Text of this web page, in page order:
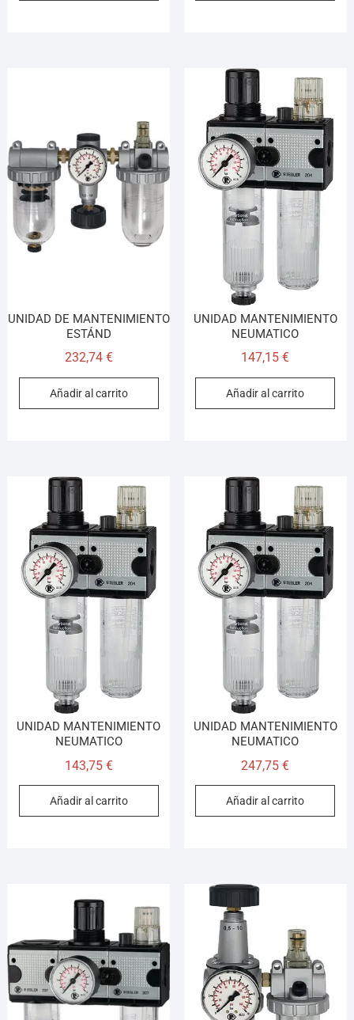
UNIDAD DE MANTENIMIENTO
ESTÁND
232,74 €
Añadir al carrito
UNIDAD MANTENIMIENTO
NEUMATICO
147,15€
Añadir al carrito
UNIDAD MANTENIMIENTO
NEUMATICO
143,75 €
Añadir al carrito
UNIDAD MANTENIMIENTO
NEUMATICO
247,75€
Añadir al carrito